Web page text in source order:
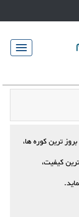
34583446/7
ترین کوره ها،
کیفیت،